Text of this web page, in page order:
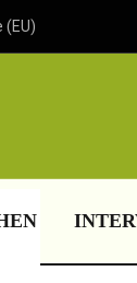
(EU)